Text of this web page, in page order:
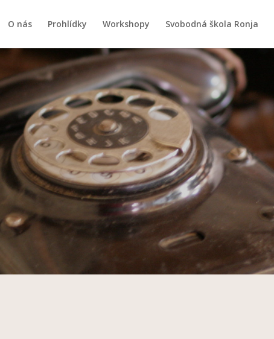
O nás Prohlídky Workshopy Svobodná škola Ronja